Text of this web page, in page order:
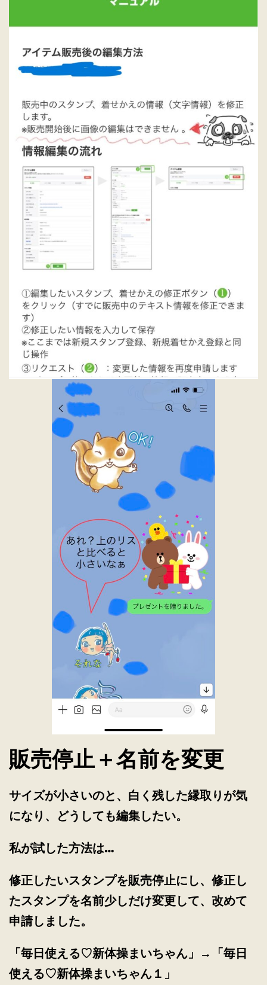
販売停止＋名前を変更
サイズが小さいのと、白く残した縁取りが気
になり、どうしても編集したい。
私が試した方法は…
修正したいスタンプを販売停止にし、修正し
たスタンプを名前少しだけ変更して、改めて
申請しました。
「毎日使える♡新体操まいちゃん」→「毎日
使える♡新体操まいちゃん１」